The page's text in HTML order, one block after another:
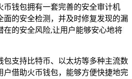
币钱包拥有一套完善的安全审计机
面的安全检测，并及时修复发现的漏
在的安全风险,让用户能够安心地将
包支持比特币、以太坊等多种主流数
户借助火币钱包，能够方便快捷地完